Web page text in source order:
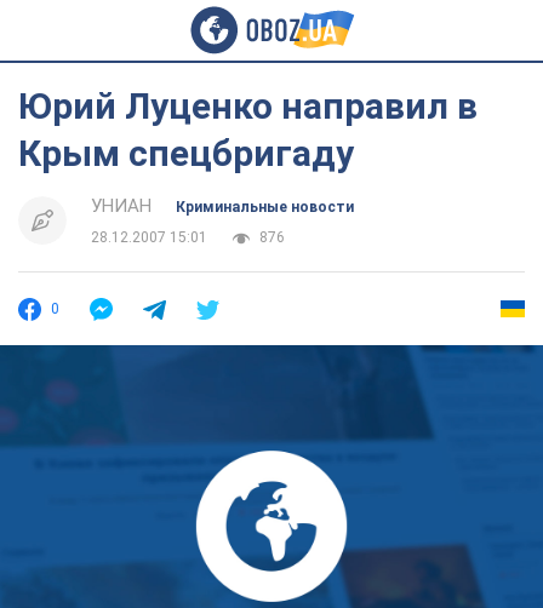
Юрий Луценко направил в
Крым спецбригаду
УНИАН
Криминальные новости
28.12.2007 15:01
876
0